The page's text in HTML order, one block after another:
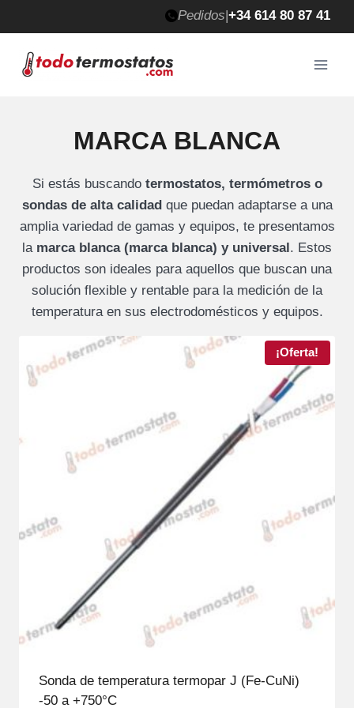
al
contenido
Pedidos|+34 614 80 87 41
MARCA BLANCA
Si estás buscando termostatos, termómetros o
sondas de alta calidadque puedan adaptarse a una
amplia variedad de gamas y equipos, te presentamos
la marca blanca (marca blanca) y universal. Estos
productos son ideales para aquellos que buscan una
solución flexible y rentable para la medición de la
temperatura en sus electrodomésticos y equipos.
¡Oferta!
Sonda de temperatura termopar J (Fe-CuNi)
-50 a +750°C